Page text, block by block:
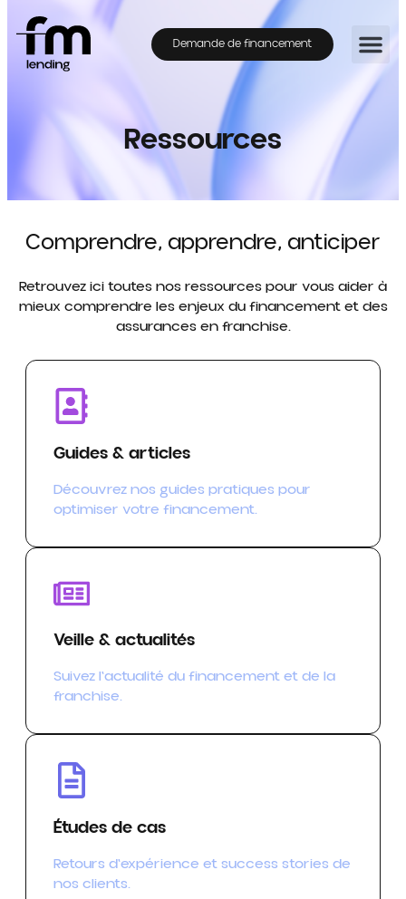
Demande de financement
Ressources
Comprendre, apprendre, anticiper
Retrouvez ici toutes nos ressources pour vous aider à
mieux comprendre les enjeux du financement et des
assurances en franchise.
Guides & articles
Découvrez nos guides pratiques pour
optimiser votre financement.
Veille & actualités
Suivez l'actualité du financement et de la
franchise.
Études de cas
Retours d'expérience et success stories de
nos clients.